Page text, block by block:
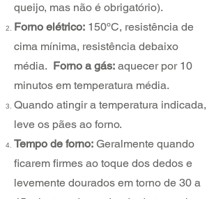
queijo, mas não é obrigatório).
Forno elétrico: 150ºC, resistência de
cima mínima, resistência debaixo
média. Forno a gás: aquecer por 10
minutos em temperatura média.
Quando atingir a temperatura indicada,
leve os pães ao forno.
Tempo de forno: Geralmente quando
ficarem firmes ao toque dos dedos e
levemente dourados em torno de 30 a